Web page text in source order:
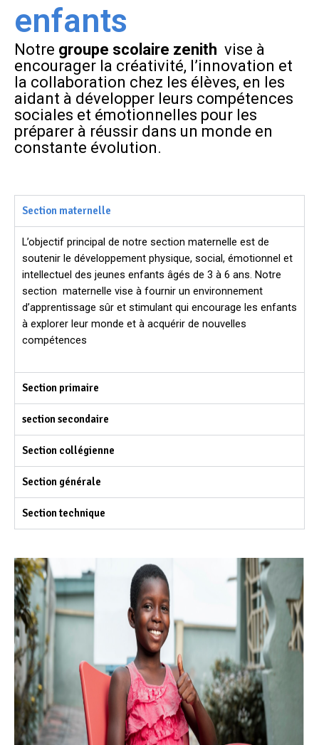
enfants
Notre groupe scolaire zenith vise à
encourager la créativité, l’innovation et
la collaboration chez les élèves, en les
aidant à développer leurs compétences
sociales et émotionnelles pour les
préparer à réussir dans un monde en
constante évolution.
Section maternelle
L’objectif principal de notre section maternelle est de
soutenir le développement physique, social, émotionnel et
intellectuel des jeunes enfants âgés de 3 à 6 ans. Notre
section maternelle vise à fournir un environnement
d’apprentissage sûr et stimulant qui encourage les enfants
à explorer leur monde et à acquérir de nouvelles
compétences
Section primaire
section secondaire
Section collégienne
Section générale
Section technique